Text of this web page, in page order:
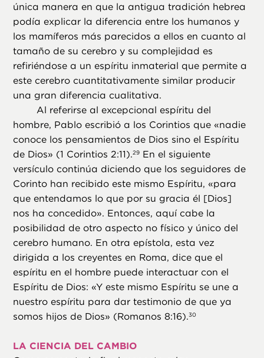
única manera en que la antigua tradición hebrea
podía explicar la diferencia entre los humanos y
los mamíferos más parecidos a ellos en cuanto al
tamaño de su cerebro y su complejidad es
refiriéndose a un espíritu inmaterial que permite a
este cerebro cuantitativamente similar producir
una gran diferencia cualitativa.
Al referirse al excepcional espíritu del
hombre, Pablo escribió a los Corintios que «nadie
conoce los pensamientos de Dios sino el Espíritu
de Dios» (1 Corintios 2:11).29 En el siguiente
versículo continúa diciendo que los seguidores de
Corinto han recibido este mismo Espíritu, «para
que entendamos lo que por su gracia él [Dios]
nos ha concedido». Entonces, aquí cabe la
posibilidad de otro aspecto no físico y único del
cerebro humano. En otra epístola, esta vez
dirigida a los creyentes en Roma, dice que el
espíritu en el hombre puede interactuar con el
Espíritu de Dios: «Y este mismo Espíritu se une a
nuestro espíritu para dar testimonio de que ya
somos hijos de Dios» (Romanos 8:16).30
LA CIENCIA DEL CAMBIO